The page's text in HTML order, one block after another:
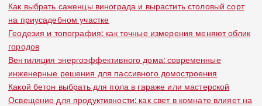
Как выбрать саженцы винограда и вырастить столовый сорт
на приусадебном участке
Геодезия и топография: как точные измерения меняют облик
городов
Вентиляция энергоэффективного дома: современные
инженерные решения для пассивного домостроения
Какой бетон выбрать для пола в гараже или мастерской
Освещение для продуктивности: как свет в комнате влияет на